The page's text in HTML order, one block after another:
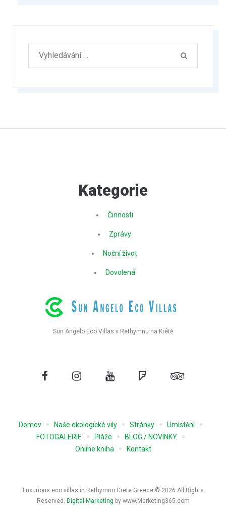
Kategorie
Činnosti
Zprávy
Noční život
Dovolená
Sun Angelo Eco Villas v Rethymnu na Krétě
Facebook Instagram Youtube Foursquare
Domov Naše ekologické vily Stránky
Umístění
FOTOGALERIE
Pláže
BLOG / NOVINKY
Online kniha
Kontakt
Luxurious eco villas in Rethymno Crete Greece © 2026 All Rights
Reserved. Digital Marketing by www.Marketing365.com